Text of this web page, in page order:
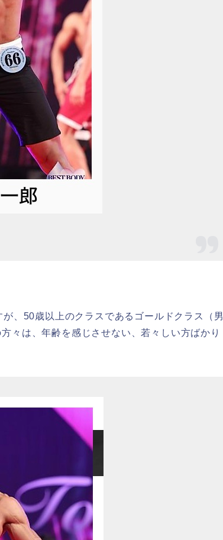
、50歳以上のクラスであるゴールドクラス（男
々は、年齢を感じさせない、若々しい方ばかり